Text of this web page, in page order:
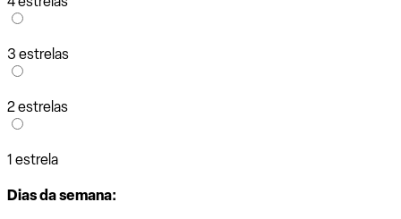
3 estrelas
2 estrelas
1 estrela
Dias da semana: